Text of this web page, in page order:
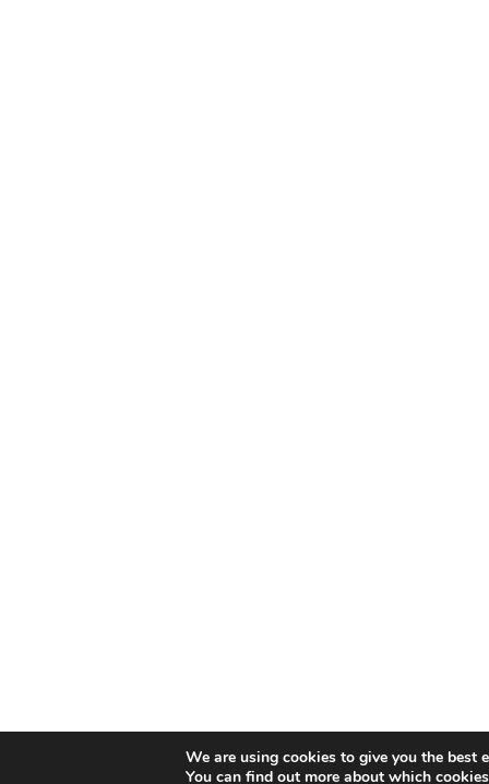
We are using cookies to give you the best
You can find out more about which